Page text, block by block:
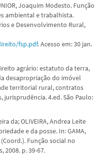
Joaquim Modesto. Função
ambiental e trabalhista.
e Desenvolvimento Rural,
fsp.pdf. Acesso em: 30 jan.
agrário: estatuto da terra,
desapropriação do imóvel
territorial rural, contratos
4.ed. São Paulo:
da; OLIVEIRA, Andrea Leite
e da posse. In: GAMA,
Função social no
2008. p. 39-67.